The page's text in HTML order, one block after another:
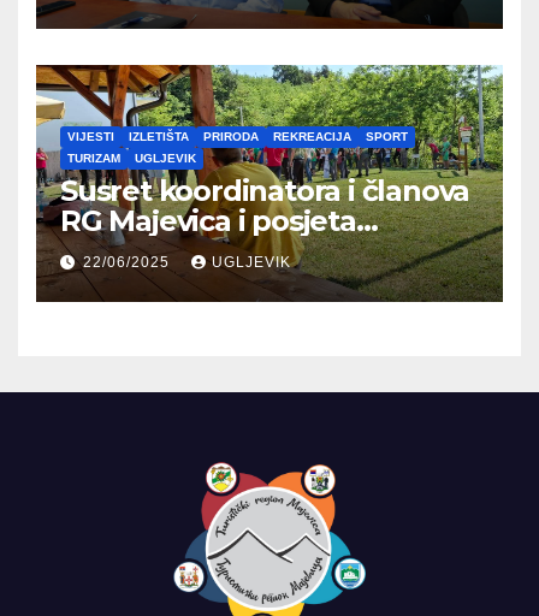
VIJESTI IZLETIŠTA PRIRODA REKREACIJA
SPORT
TURIZAM
UGLJEVIK
Susret koordinatora i članova
RG Majevica i posjeta
Planinarskom domu
22/06/2025 UGLJEVIK